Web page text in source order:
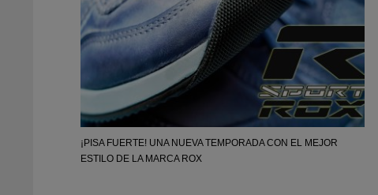
¡PISA FUERTE! UNA NUEVA TEMPORADA CON EL MEJOR
ESTILO DE LA MARCA ROX